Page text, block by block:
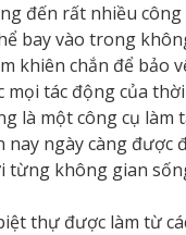
đến rất nhiều
bay vào trong
khiên chắn để bảo
tác động của
là một công cụ
nay ngày càng
từng không gian
thự được làm từ